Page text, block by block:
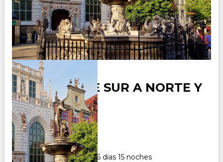
POLONIA DE SUR A NORTE Y
BALTICOS
Duración:
16Días15Noches
Paquete Turistico de 16 dias 15 noches